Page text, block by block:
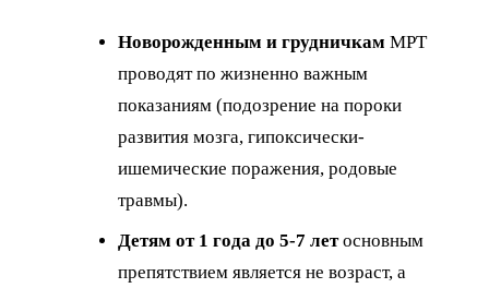
Новорожденным и грудничкам МРТ
проводят по жизненно важным
показаниям (подозрение на пороки
развития мозга, гипоксически-
ишемические поражения, родовые
травмы).
Детям от 1 года до 5-7 летосновным
препятствием является не возраст, а